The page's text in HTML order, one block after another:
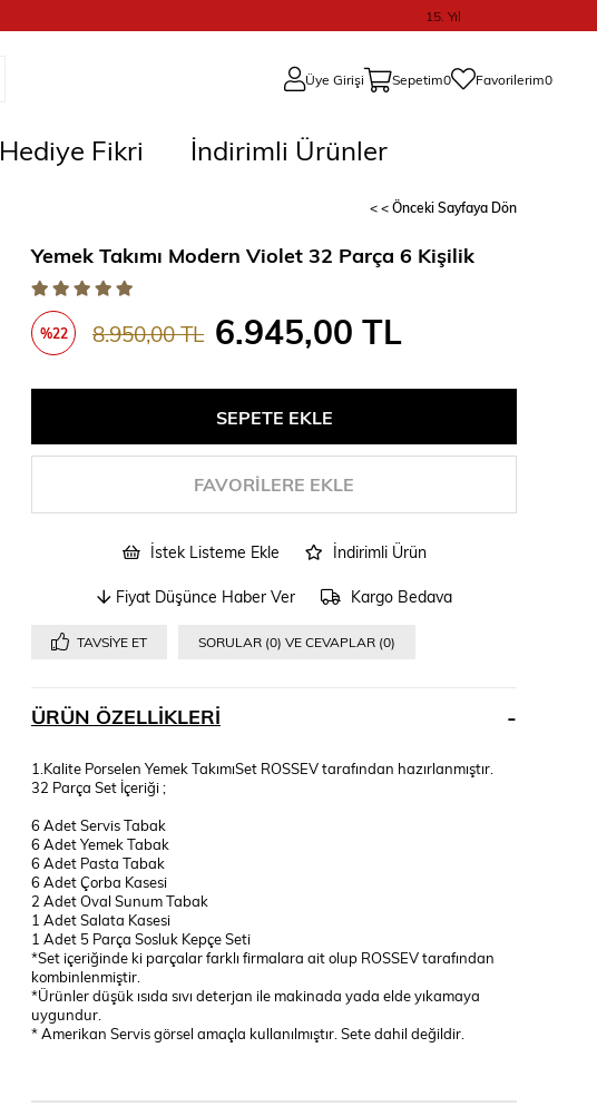
15. Yıl
Üye Girişi Sepetim0 Favorilerim0
Hediye Fikri İndirimli Ürünler
< < Önceki Sayfaya Dön
Yemek Takımı Modern Violet 32 Parça 6 Kişilik
%22 8.950,00 TL 6.945,00 TL
FAVORILERE EKLE
İstek Listeme Ekle İndirimli Ürün
Fiyat Düşünce Haber Ver Kargo Bedava
TAVSIYE ET SORULAR (0) VE CEVAPLAR (0)
ÜRÜN ÖZELLIKLERI
1.Kalite Porselen Yemek TakımıSet ROSSEV tarafından hazırlanmıştır.
32 Parça Set İçeriği ;
6 Adet Servis Tabak
6 Adet Yemek Tabak
6 Adet Pasta Tabak
6 Adet Çorba Kasesi
2 Adet Oval Sunum Tabak
1 Adet Salata Kasesi
1 Adet 5 Parça Sosluk Kepçe Seti
*Set içeriğinde ki parçalar farklı firmalara ait olup ROSSEV tarafından
kombinlenmiştir.
*Ürünler düşük ısıda sıvı deterjan ile makinada yada elde yıkamaya
uygundur.
* Amerikan Servis görsel amaçla kullanılmıştır. Sete dahil değildir.